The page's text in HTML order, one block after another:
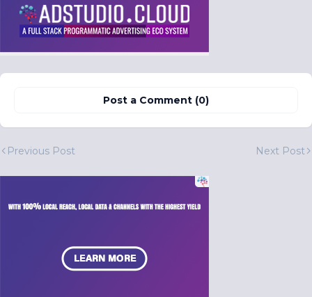
Post a Comment (0)
Previous Post Next Post